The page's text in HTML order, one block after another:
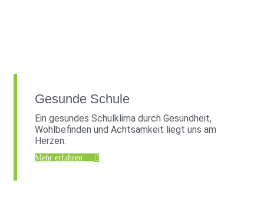
Gesunde Schule
Ein gesundes Schulklima durch Gesundheit,
Wohlbefinden und Achtsamkeit liegt uns am
Herzen.
Mehr erfahren